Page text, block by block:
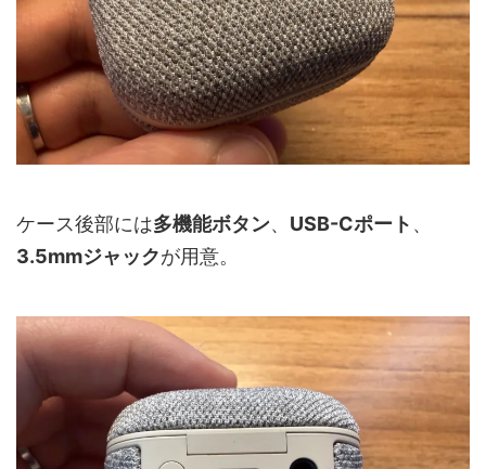
ケース後部には多機能ボタン、 USB-Cポート 、
3.5mmジャックが用意。